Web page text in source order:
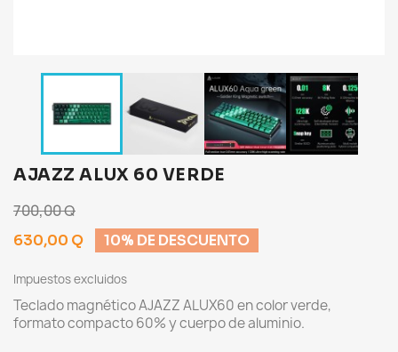
AJAZZ ALUX 60 VERDE
700,00 Q
630,00 Q 10% DE DESCUENTO
Impuestos excluidos
Teclado magnético AJAZZ ALUX60 en color verde,
formato compacto 60% y cuerpo de aluminio.